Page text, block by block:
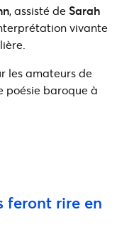
, assisté de Sarah
vivante
les amateurs de
poésie baroque à
feront rire en